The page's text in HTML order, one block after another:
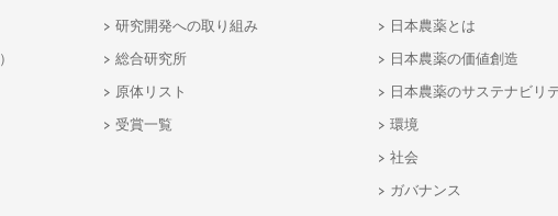
研究開発への取り組み
総合研究所
原体リスト
受賞一覧
日本農薬とは
日本農薬の価値創造
日本農薬のサステナビリ
環境
社会
ガバナンス